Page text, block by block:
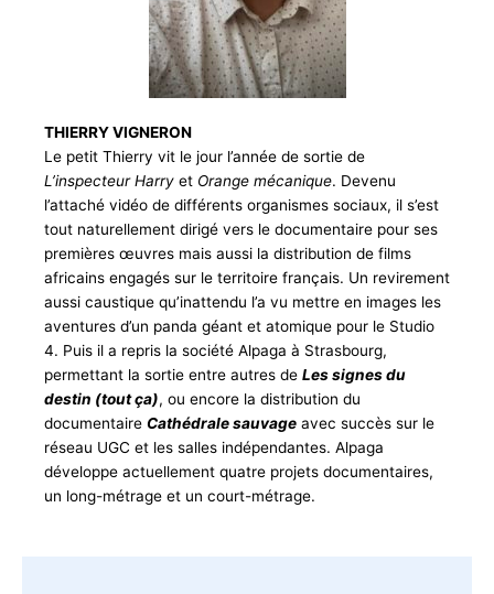
THIERRY VIGNERON
Le petit Thierry vit le jour l’année de sortie de
L’inspecteur Harry et Orange mécanique. Devenu
l’attaché vidéo de différents organismes sociaux, il s’est
tout naturellement dirigé vers le documentaire pour ses
premières œuvres mais aussi la distribution de films
africains engagés sur le territoire français. Un revirement
aussi caustique qu’inattendu l’a vu mettre en images les
aventures d’un panda géant et atomique pour le Studio
4. Puis il a repris la société Alpaga à Strasbourg,
permettant la sortie entre autres de Les signes du
destin (tout ça), ou encore la distribution du
documentaire Cathédrale sauvage avec succès sur le
réseau UGC et les salles indépendantes. Alpaga
développe actuellement quatre projets documentaires,
un long-métrage et un court-métrage.